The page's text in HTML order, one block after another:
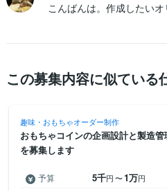
こんばんは。作成したい
この募集内容に似ている
趣味・おもちゃオーダー制作
おもちゃコインの企画設計と製造管
を募集します
予算 5千円〜1万円